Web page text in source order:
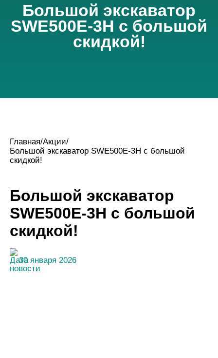
Большой экскаватор
SWE500E-3H с большой
скидкой!
Главная/Акции/
Большой экскаватор SWE500E-3H с большой
скидкой!
Большой экскаватор
SWE500E-3H с большой
скидкой!
30 января 2026